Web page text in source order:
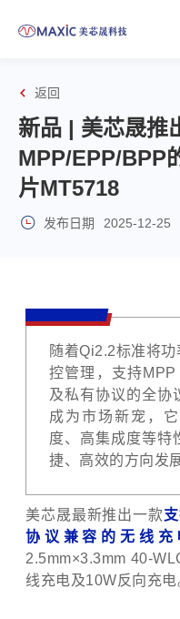
返回
新品 | 美芯晟推
MPP/EPP/BPP
片MT5718
发布日期 2025-12-25
随着Qi2.2标准将
控管理，支持
及私有协议的全协
成为市场新宠，
度、高集成度等特
捷、高效的方向发展
美芯晟最新推出一款
协议兼容的无线充
2.5mm×3.3mm 40-
线充电及10W反向充电